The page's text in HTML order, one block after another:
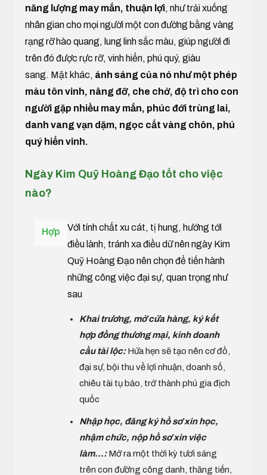
năng lượng may mắn, thuận lợi, như trải xuống
nhân gian cho mọi người một con đường bằng vàng
rạng rỡ hào quang, lung linh sắc màu, giúp người đi
trên đó được rực rỡ, vinh hiển, phú quý, giàu
sang. Mặt khác, ánh sáng của nó như một phép
màu tôn vinh, nâng đỡ, che chở, độ trì cho con
người gặp nhiều may mắn, phúc đới trùng lai,
danh vang vạn dặm, ngọc cất vàng chôn, phú
quý hiển vinh.
Ngày Kim Quỹ Hoàng Đạo tốt cho việc
nào?
Hợp
Với tính chất xu cát, tị hung, hướng tới
điều lành, tránh xa điều dữ nên ngày Kim
Quỹ Hoàng Đạo nên chọn để tiến hành
những công việc đại sự, quan trọng như
sau
Khai trương, mở cửa hàng, ký kết
hợp đồng thương mại, kinh doanh
cầu tài lộc:Hứa hẹn sẽ tạo nên cơ đồ,
đại sự, bội thu về lợi nhuận, doanh số,
chiêu tài tụ bảo, trở thành phú gia địch
quốc
Nhập học, đăng ký hồ sơ xin học,
nhậm chức, nộp hồ sơ xin việc
làm...:Mở ra một thời kỳ tươi sáng
trên con đường công danh, thăng tiến,